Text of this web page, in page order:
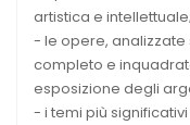
artistica e intellettuale;
- le opere,
completo e
esposizione degli
- i temi più